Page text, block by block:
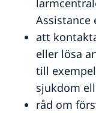
Provisoriskt pass
Nationellt id-kort
Vanliga frågor
Ansökan om att
Gifta sig
Avgifter
Körkort
Namnändring
Anmäl din
Arv i
Pension
Hälso- och
Lokala lagar och
Kriminalitet och
Trafiksäkerhet
Colombia 2021-
Service för
Svenska företag
Assistance
att
eller lösa
till
sjukdom
råd om